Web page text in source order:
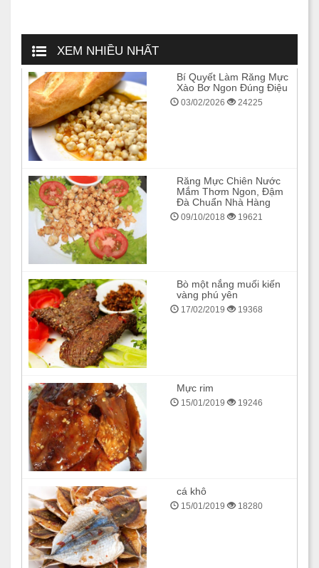
XEM NHIỀU NHẤT
Bí Quyết Làm Răng Mực
Xào Bơ Ngon Đúng Điệu
03/02/2026 24225
Răng Mực Chiên Nước
Mắm Thơm Ngon, Đậm
Đà Chuẩn Nhà Hàng
09/10/2018 19621
Bò một nắng muối kiến
vàng phú yên
17/02/2019 19368
Mực rim
15/01/2019 19246
cá khô
15/01/2019 18280